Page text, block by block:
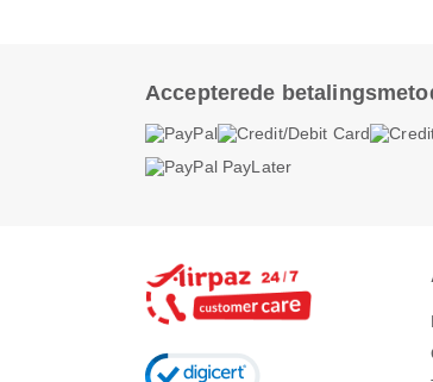
Accepterede